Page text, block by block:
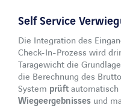
Self Service
Die Integration des
Check-In-Prozess wird
Taragewicht die
die Berechnung des
System prüft automatisch
Wiegeergebnisses und